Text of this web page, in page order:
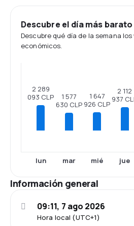
Descubre el día más
Descubre qué día de la semana
económicos.
2 289
093 CLP
lun
1 577
630 CLP
mar
1 647
926 CLP
mié
2 112
937
jue
Información general
Hora local (UTC+1)
09:11, 7 ago 2026